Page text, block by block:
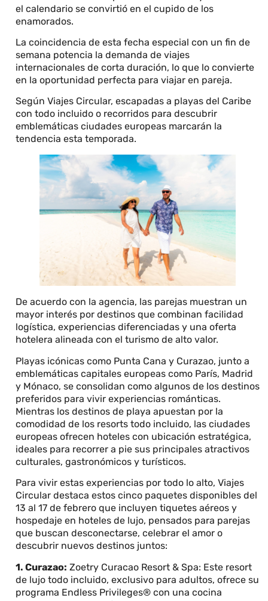
el calendario se convirtió en el cupido de los
enamorados.
La coincidencia de esta fecha especial con un fin de
semana potencia la demanda de viajes
internacionales de corta duración, lo que lo convierte
en la oportunidad perfecta para viajar en pareja.
Según Viajes Circular, escapadas a playas del Caribe
con todo incluido o recorridos para descubrir
emblemáticas ciudades europeas marcarán la
tendencia esta temporada.
De acuerdo con la agencia, las parejas muestran un
mayor interés por destinos que combinan facilidad
logística, experiencias diferenciadas y una oferta
hotelera alineada con el turismo de alto valor.
Playas icónicas como Punta Cana y Curazao, junto a
emblemáticas capitales europeas como París, Madrid
y Mónaco, se consolidan como algunos de los destinos
preferidos para vivir experiencias románticas.
Mientras los destinos de playa apuestan por la
comodidad de los resorts todo incluido, las ciudades
europeas ofrecen hoteles con ubicación estratégica,
ideales para recorrer a pie sus principales atractivos
culturales, gastronómicos y turísticos.
Para vivir estas experiencias por todo lo alto, Viajes
Circular destaca estos cinco paquetes disponibles del
13 al 17 de febrero que incluyen tiquetes aéreos y
hospedaje en hoteles de lujo, pensados para parejas
que buscan desconectarse, celebrar el amor o
descubrir nuevos destinos juntos:
1. Curazao: Zoetry Curacao Resort & Spa: Este resort
de lujo todo incluido, exclusivo para adultos, ofrece su
programa Endless Privileges® con una cocina